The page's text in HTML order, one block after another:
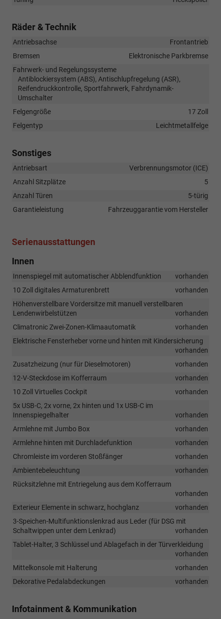
Räder & Technik
Antriebsachse
Frontantrieb
Bremsen
Elektronische Parkbremse
Fahrwerk- und Regelungssysteme
Antiblockiersystem (ABS), Antischlupfregelung (ASR),
Reifendruckkontrolle, Sportfahrwerk, Fahrdynamik-
Umschalter
Felgengröße
17 Zoll
Felgentyp
Leichtmetallfelge
Sonstiges
Antriebsart
Verbrennungsmotor (ICE)
Anzahl Sitzplätze
5
Anzahl Türen
5-türig
Garantieleistung
Fahrzeuggarantie vom Hersteller
Serienausstattungen
Innen
Innenspiegel mit automatischer Abblendfunktion
vorhanden
10 Zoll digitales Armaturenbrett
vorhanden
Höhenverstellbare Vordersitze mit manuell verstellbaren
Lendenwirbelstützen
vorhanden
Climatronic Zwei-Zonen-Klimaautomatik
vorhanden
Elektrische Fensterheber vorne und hinten mit Kindersicherung
vorhanden
Zusatzheizung (nur für Dieselmotoren)
vorhanden
12-V-Steckdose im Kofferraum
vorhanden
10 Zoll Virtuelles Cockpit
vorhanden
5x USB-C, 2x vorne, 2x hinten und 1x USB-C im
Innenspiegelhalter
vorhanden
Armlehne mit Jumbo Box
vorhanden
Armlehne hinten mit Durchladefunktion
vorhanden
Chromleiste im vorderen Stoßfänger
vorhanden
Ambientebeleuchtung
vorhanden
Rücksitzlehne mit Entriegelung aus dem Kofferraum
vorhanden
Exterieur Elemente in schwarz, hochglanz
vorhanden
3-Speichen-Multifunktionslenkrad aus Leder (für DSG mit
Schaltwippen unter dem Lenkrad)
vorhanden
Tablet-Halter, 3 Schlüssel und Ablagefach in der Türverkleidung
vorhanden
Mittelkonsole mit Halterung
vorhanden
Dekorative Pedalabdeckungen
vorhanden
Infotainment & Kommunikation